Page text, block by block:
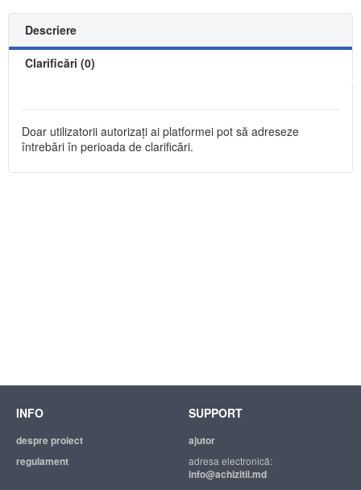
Descriere
Clarificări (0)
Doar utilizatorii autorizați ai platformei pot să adreseze
întrebări în perioada de clarificări.
INFO
despre proiect
regulament
SUPPORT
ajutor
adresa electronică:
info@achizitii.md